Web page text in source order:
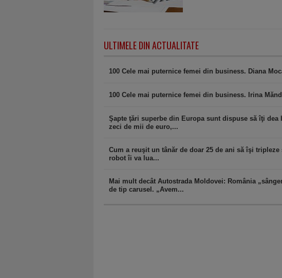
ULTIMELE DIN ACTUALITATE
100 Cele mai puternice femei din business. Diana
100 Cele mai puternice femei din business. Irina
Şapte ţări superbe din Europa sunt dispuse să îţi
zeci de mii de euro,...
Cum a reuşit un tânăr de doar 25 de ani să îşi
robot îi va lua...
Mai mult decât Autostrada Moldovei: România
de tip carusel. „Avem...